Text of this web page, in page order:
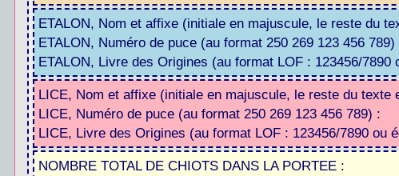
ETALON, Nom et affixe (initiale en majuscule, le reste du
ETALON, Numéro de puce (au format 250 269 123 456 789)
ETALON, Livre des Origines (au format LOF : 123456/7890
LICE, Nom et affixe (initiale en majuscule, le reste du texte
LICE, Numéro de puce (au format 250 269 123 456 789) :
LICE, Livre des Origines (au format LOF : 123456/7890 ou
NOMBRE TOTAL DE CHIOTS DANS LA PORTEE :